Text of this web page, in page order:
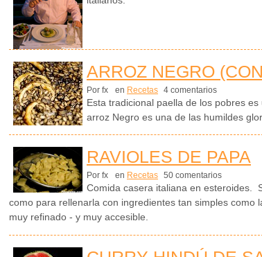
ARROZ NEGRO
Por fx en Recetas 4 comentarios
Esta tradicional paella de los pobres
arroz Negro es una de las humildes
RAVIOLES DE PAPA
Por fx en Recetas 50 comentarios
Comida casera italiana en esteroides.
como para rellenarla con ingredientes tan simples
muy refinado - y muy accesible.